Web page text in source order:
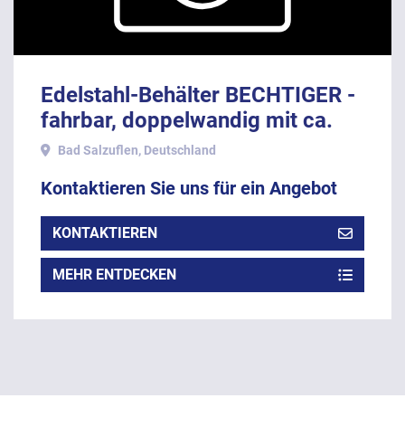
Edelstahl-Behälter BECHTIGER -
fahrbar, doppelwandig mit ca.
Litern Inhalt.
Bad Salzuflen, Deutschland
Kontaktieren Sie uns für ein Angebot
KONTAKTIEREN
MEHR ENTDECKEN